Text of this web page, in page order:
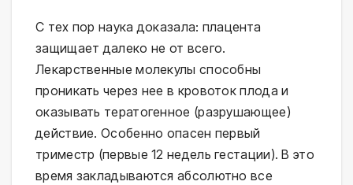
С тех пор наука доказала: плацента
защищает далеко не от всего.
Лекарственные молекулы способны
проникать через нее в кровоток плода и
оказывать тератогенное (разрушающее)
действие. Особенно опасен первый
триместр (первые 12 недель гестации). В это
время закладываются абсолютно все